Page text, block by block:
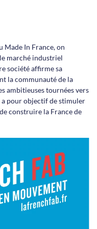
Made In France, on
marché industriel
société affirme sa
la communauté de la
ambitieuses tournées vers
a pour objectif de stimuler
construire la France de